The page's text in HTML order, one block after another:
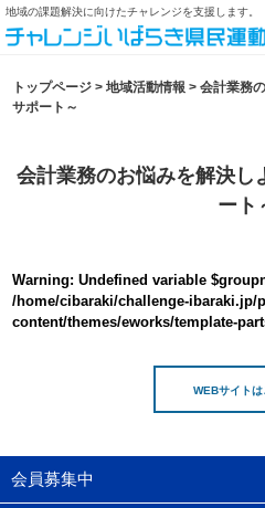
地域の課題解決に向けたチャレンジを支援します。
トップページ >地域活動情報 >会計業務
サポート～
会計業務のお悩みを解決し
ート
Warning: Undefined variable
/home/cibaraki/challenge-ibaraki.jp/
content/themes/eworks/template-
WEBサイトは
会員募集中